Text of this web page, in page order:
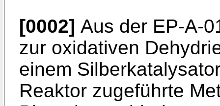
[0002] Aus der EP-A-
zur oxidativen
einem
Reaktor zugeführte